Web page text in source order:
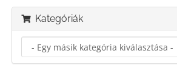
Kategóriák